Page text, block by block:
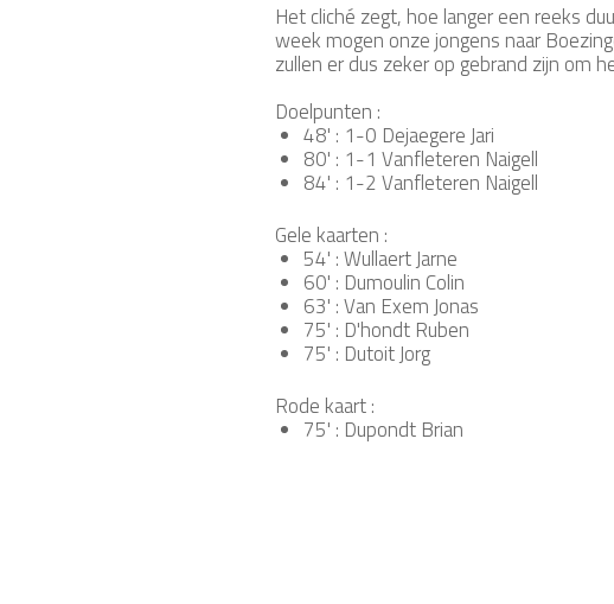
Het cliché zegt, hoe langer een reeks
week mogen onze jongens naar
zullen er dus zeker op gebrand zijn om
Doelpunten :
48' : 1-0 Dejaegere Jari
80' : 1-1 Vanfleteren Naigell
84' : 1-2 Vanfleteren Naigell
Gele kaarten :
54' : Wullaert Jarne
60' : Dumoulin Colin
63' : Van Exem Jonas
75' : D'hondt Ruben
75' : Dutoit Jorg
Rode kaart :
75' : Dupondt Brian